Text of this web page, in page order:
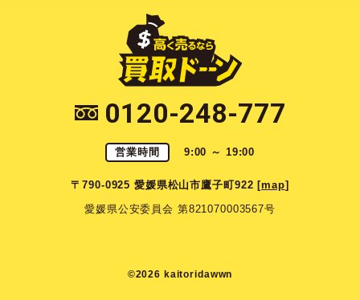
0120-248-777
営業時間 9:00 ～ 19:00
〒790-0925 愛媛県松山市鷹子町922 [map]
愛媛県公安委員会 第821070003567号
©2026 kaitoridawwn